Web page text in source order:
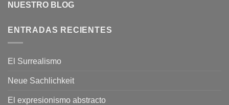
NUESTRO BLOG
ENTRADAS RECIENTES
El Surrealismo
Neue Sachlichkeit
El expresionismo abstracto